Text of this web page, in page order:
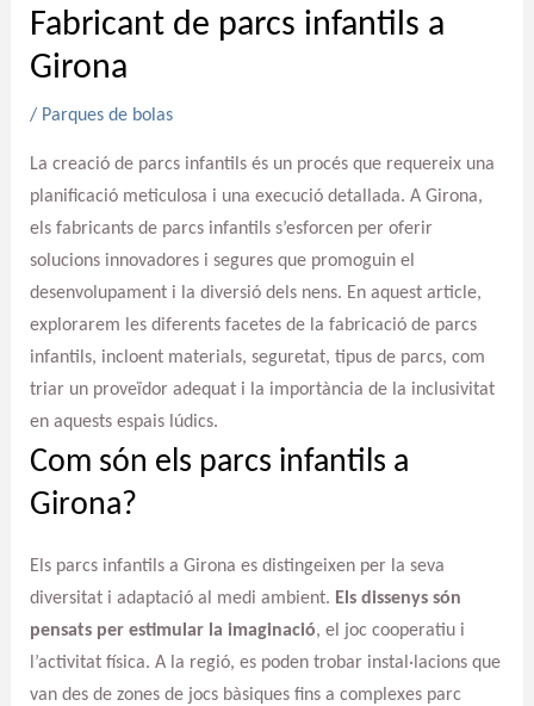
Fabricant de parcs infantils a
Girona
/ Parques de bolas
La creació de parcs infantils és un procés que requereix una
planificació meticulosa i una execució detallada. A Girona,
els fabricants de parcs infantils s’esforcen per oferir
solucions innovadores i segures que promoguin el
desenvolupament i la diversió dels nens. En aquest article,
explorarem les diferents facetes de la fabricació de parcs
infantils, incloent materials, seguretat, tipus de parcs, com
triar un proveïdor adequat i la importància de la inclusivitat
en aquests espais lúdics.
Com són els parcs infantils a
Girona?
Els parcs infantils a Girona es distingeixen per la seva
diversitat i adaptació al medi ambient. Els dissenys són
pensats per estimular la imaginació, el joc cooperatiu i
l’activitat física. A la regió, es poden trobar instal·lacions que
van des de zones de jocs bàsiques fins a complexes parc